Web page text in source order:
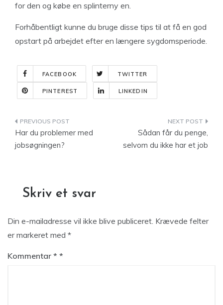
for den og købe en splinterny en.
Forhåbentligt kunne du bruge disse tips til at få en god
opstart på arbejdet efter en længere sygdomsperiode.
FACEBOOK TWITTER
PINTEREST LINKEDIN
Indlægsnavigation
Har du problemer med
jobsøgningen?
Sådan får du penge,
selvom du ikke har et job
Skriv et svar
Din e-mailadresse vil ikke blive publiceret. Krævede felter
er markeret med *
Kommentar *